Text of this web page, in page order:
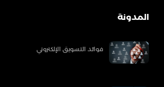
المدونة
فوائد التسويق الإلكتروني